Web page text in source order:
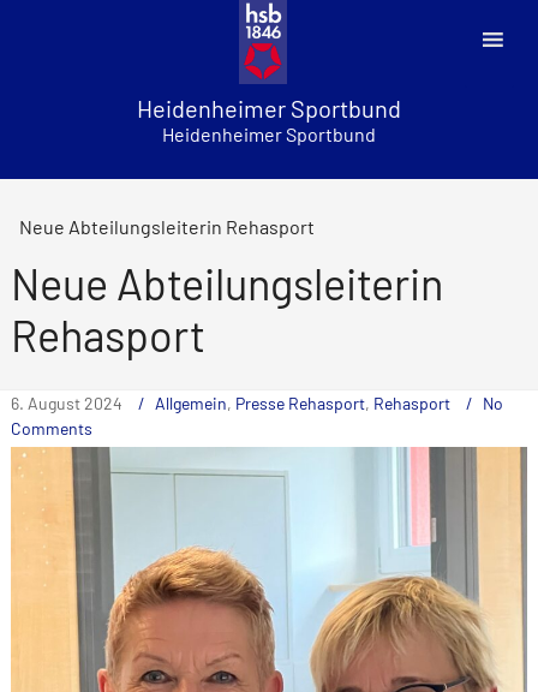
Heidenheimer Sportbund
Heidenheimer Sportbund
Neue Abteilungsleiterin Rehasport
Neue Abteilungsleiterin
Rehasport
6. August 2024 Allgemein, Presse Rehasport, Rehasport
No
Comments